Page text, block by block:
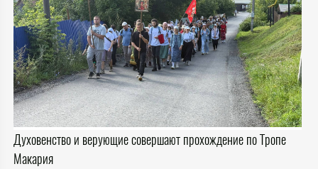
Духовенство и верующие совершают прохождение по Тропе
Макария